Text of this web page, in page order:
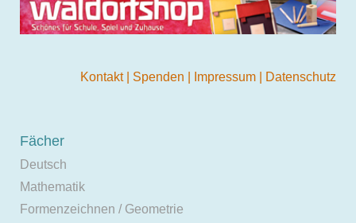
Kontakt Spenden Impressum Datenschutz
Fächer
Deutsch
Mathematik
Formenzeichnen / Geometrie